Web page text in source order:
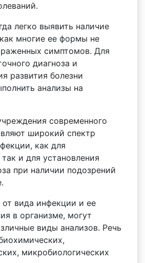
легко выявить наличие
многие ее формы не
симптомов. Для
диагноза и
развития болезни
анализы на
современного
широкий спектр
как для
и для установления
при наличии подозрений
вида инфекции и ее
в организме, могут
виды анализов. Речь
микробиологических